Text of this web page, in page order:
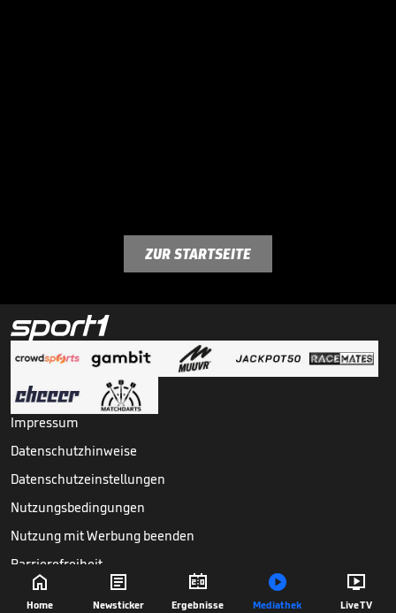

Home

Newsticker

Ergebnisse

Mediathek

Live TV
ZUR STARTSEITE
Impressum
Datenschutzhinweise
Datenschutzeinstellungen
Nutzungsbedingungen
Nutzung mit Werbung beenden
Barrierefreiheit
Copyright © Sport1 GmbH. Alle Rechte vorbehalten.